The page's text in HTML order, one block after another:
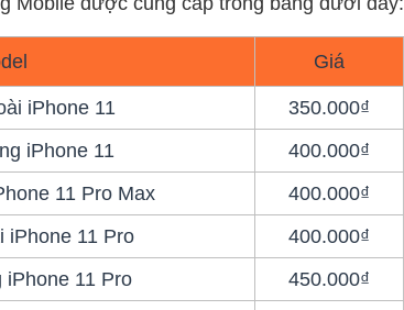
Giá
iPhone 11 350.000₫
iPhone 11 400.000₫
11 Pro Max 400.000₫
iPhone 11 Pro 400.000₫
iPhone 11 Pro 450.000₫